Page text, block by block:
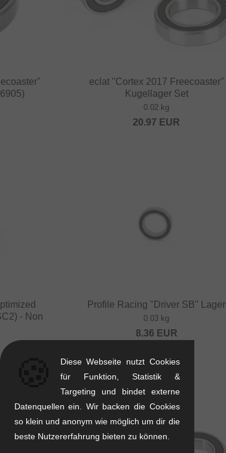
eclat "Cortex 2017 Freecoaster"
Kugellager Set
0.02 kg
20.97 EUR
- Non
Profile Racing "Driver SB" Lager
0.03 kg
8.36 EUR
TIPP
Diese Webseite nutzt Cookies
für Funktion, Statistik &
Targeting und bindet externe
Datenquellen ein. Wir backen die Cookies
so klein und anonym wie möglich um dir die
beste Nutzererfahrung bieten zu können.